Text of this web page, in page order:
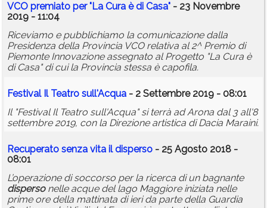
VCO premiato per "La Cura è di Casa" - 23 Novembre
2019 - 11:04
Riceviamo e pubblichiamo la comunicazione dalla
Presidenza della Provincia VCO relativa al 2^ Premio di
Piemonte Innovazione assegnato al Progetto "La Cura è
di Casa" di cui la Provincia stessa è capofila.
Festival Il Teatro sull'Acqua - 2 Settembre 2019 - 08:01
Il "Festival Il Teatro sull'Acqua" si terrà ad Arona dal 3 all'8
settembre 2019, con la Direzione artistica di Dacia Maraini.
Recuperato senza vita ildisperso - 25 Agosto 2018 -
08:01
L’operazione di soccorso per la ricerca di un bagnante
dispersonelle acque del lago Maggiore iniziata nelle
prime ore della mattinata di ieri da parte della Guardia